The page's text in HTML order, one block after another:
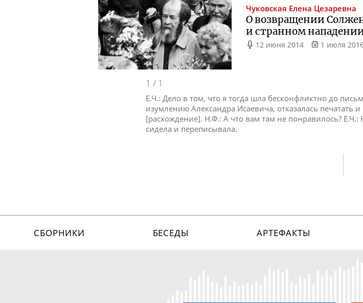
Чуковская Елена Цезаревна
О возвращении
и странном
12 июня 2014 1 июля
1 / 1
Е.Ч.: Дело в том, что я тогда шла бесконфликтно до
изумлению Александра Исаевича, отказалась печатать
[расхождение]. Н.Ф.: А что вам там не понравилось?
сидела и переписывала.
СБОРНИКИ БЕСЕДЫ АРТЕФАКТЫ